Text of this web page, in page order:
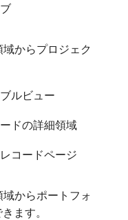
からプロジェク
ルビュー
ドの詳細領域
コードページ
域からポートフォ
ます。